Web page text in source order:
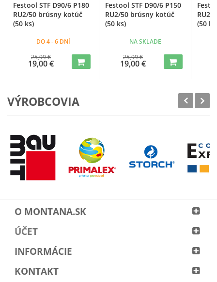
Festool STF D90/6 P180
RU2/50 brúsny kotúč
(50 ks)
DO 4 - 6 DNÍ
25,99 €
19,00 €
Festool STF D90/6 P150
RU2/50 brúsny kotúč
(50 ks)
NA SKLADE
25,99 €
19,00 €
RU2/
(50
VÝROBCOVIA
O MONTANA.SK
ÚČET
INFORMÁCIE
KONTAKT